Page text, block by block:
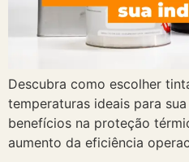
Descubra como escolher
temperaturas ideais para
benefícios na proteção
aumento da eficiência